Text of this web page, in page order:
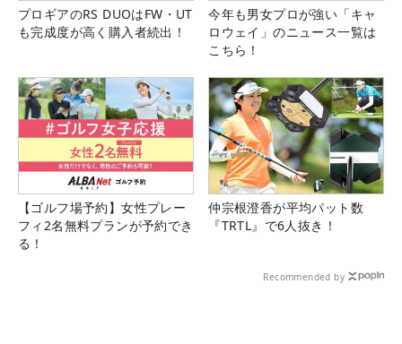
プロギアのRS DUOはFW・UT
も完成度が高く購入者続出！
今年も男女プロが強い「キャ
ロウェイ」のニュース一覧は
こちら！
【ゴルフ場予約】女性プレー
フィ2名無料プランが予約でき
る！
仲宗根澄香が平均パット数
『TRTL』で6人抜き！
Recommended by